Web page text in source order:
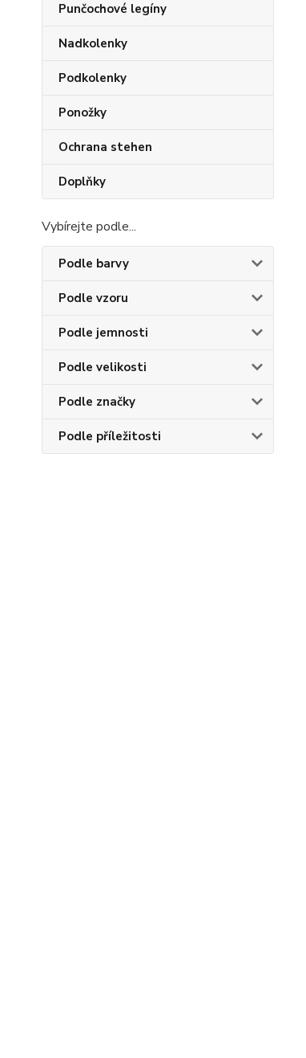
Punčochové legíny
Nadkolenky
Podkolenky
Ponožky
Ochrana stehen
Doplňky
Vybírejte podle...
Podle barvy
Podle vzoru
Podle jemnosti
Podle velikosti
Podle značky
Podle příležitosti